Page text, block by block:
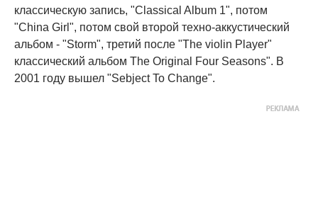
классическую запись, "Classical Album 1", потом
"China Girl", потом свой второй техно-аккустический
альбом - "Storm", третий после "The violin Player"
классический альбом The Original Four Seasons". В
2001 году вышел "Sebject To Change".